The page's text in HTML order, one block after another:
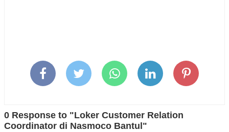
0 Response to "Loker Customer Relation
Coordinator di Nasmoco Bantul"